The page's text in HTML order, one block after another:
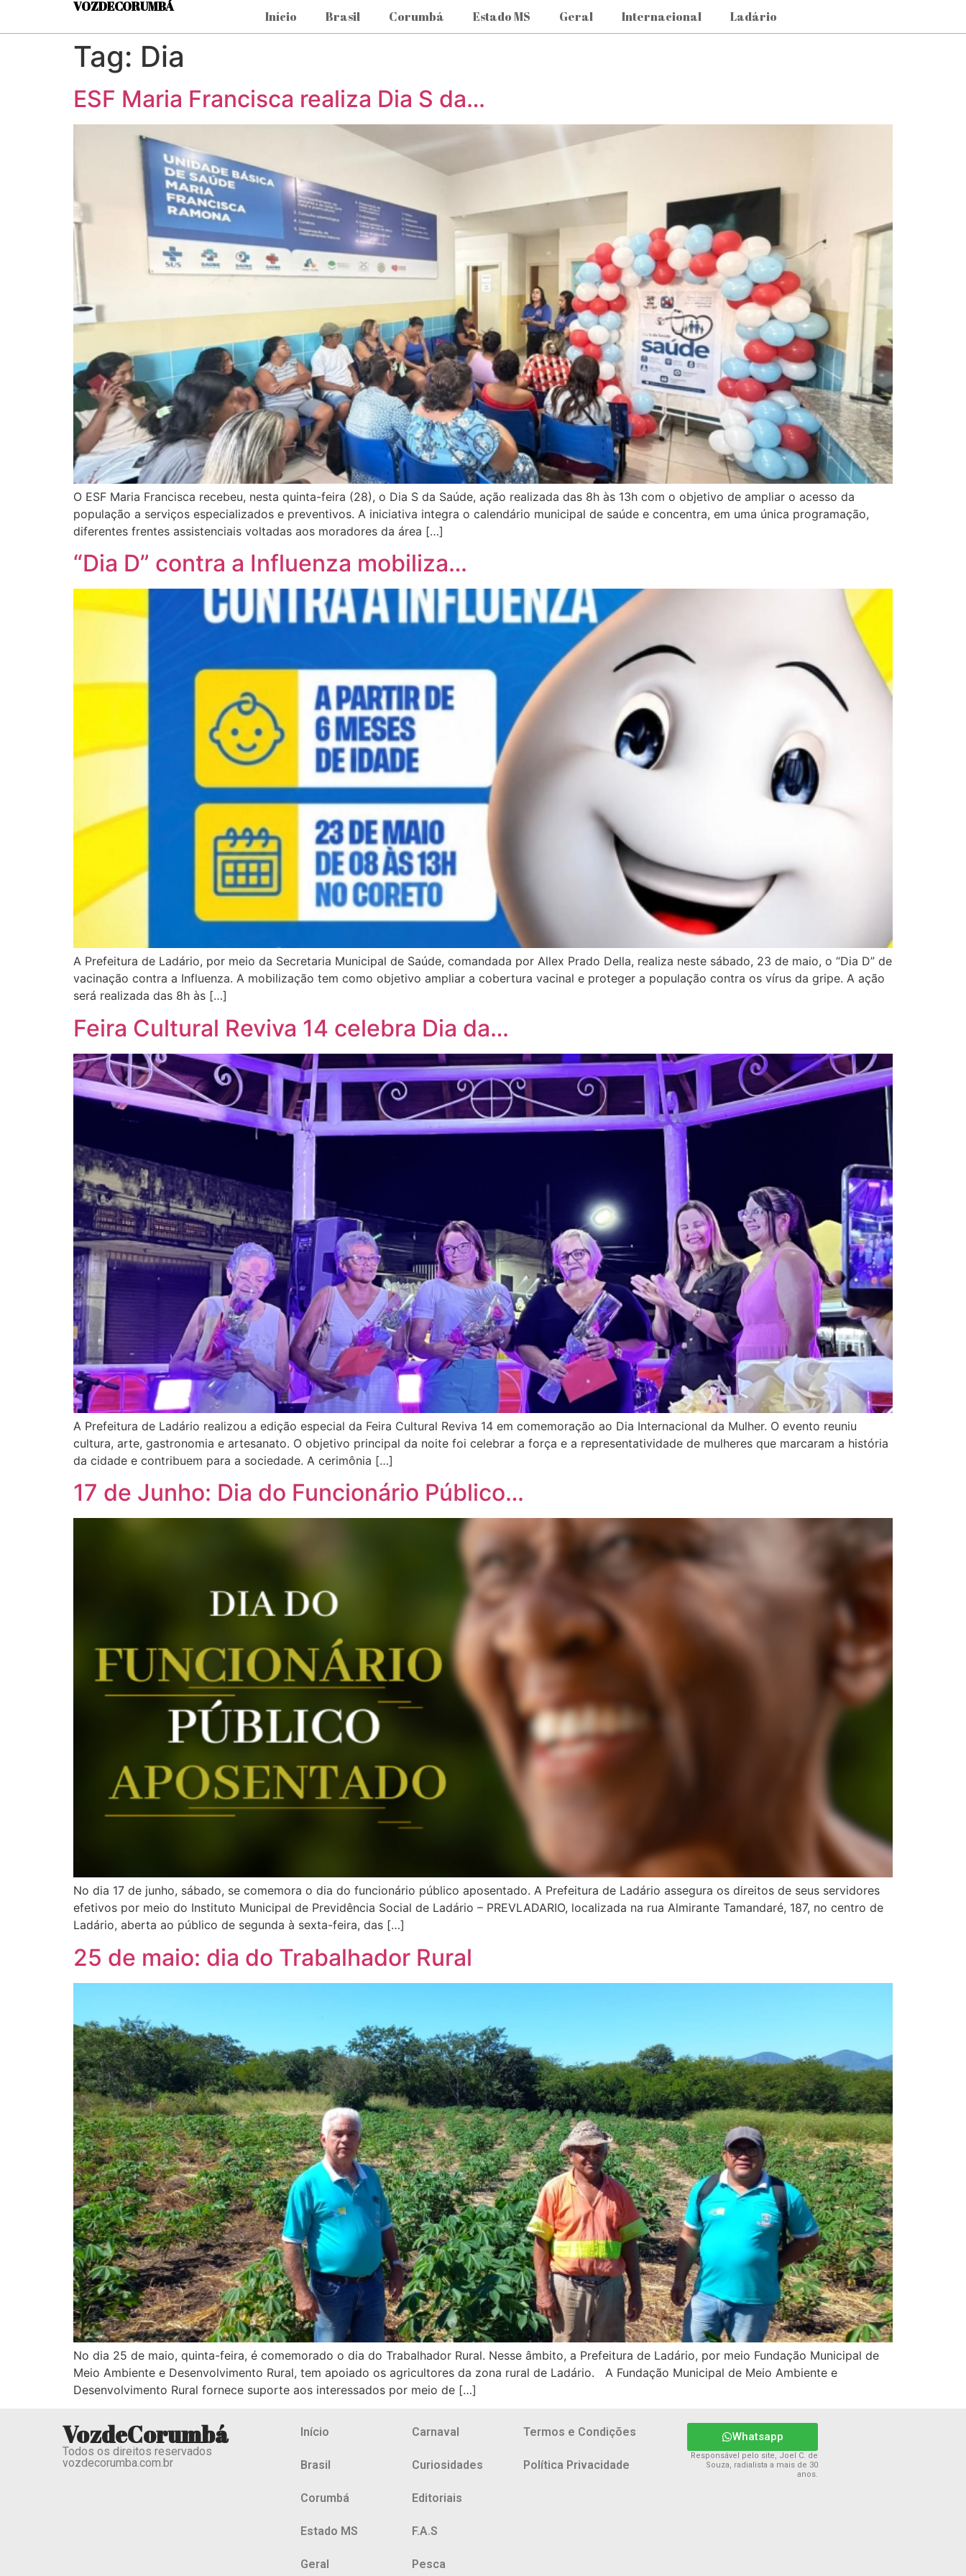
VOZDECORUMBÁ
Início Brasil Corumbá Estado MS Geral Internacional Ladário
Tag: Dia
ESF Maria Francisca realiza Dia S da…
O ESF Maria Francisca recebeu, nesta quinta-feira (28), o Dia S da Saúde, ação realizada das 8h às 13h com o objetivo de ampliar o acesso da
população a serviços especializados e preventivos. A iniciativa integra o calendário municipal de saúde e concentra, em uma única programação,
diferentes frentes assistenciais voltadas aos moradores da área […]
“Dia D” contra a Influenza mobiliza…
A Prefeitura de Ladário, por meio da Secretaria Municipal de Saúde, comandada por Allex Prado Della, realiza neste sábado, 23 de maio, o “Dia D” de
vacinação contra a Influenza. A mobilização tem como objetivo ampliar a cobertura vacinal e proteger a população contra os vírus da gripe. A ação
será realizada das 8h às […]
Feira Cultural Reviva 14 celebra Dia da…
A Prefeitura de Ladário realizou a edição especial da Feira Cultural Reviva 14 em comemoração ao Dia Internacional da Mulher. O evento reuniu
cultura, arte, gastronomia e artesanato. O objetivo principal da noite foi celebrar a força e a representatividade de mulheres que marcaram a história
da cidade e contribuem para a sociedade. A cerimônia […]
17 de Junho: Dia do Funcionário Público…
No dia 17 de junho, sábado, se comemora o dia do funcionário público aposentado. A Prefeitura de Ladário assegura os direitos de seus servidores
efetivos por meio do Instituto Municipal de Previdência Social de Ladário – PREVLADARIO, localizada na rua Almirante Tamandaré, 187, no centro de
Ladário, aberta ao público de segunda à sexta-feira, das […]
25 de maio: dia do Trabalhador Rural
No dia 25 de maio, quinta-feira, é comemorado o dia do Trabalhador Rural. Nesse âmbito, a Prefeitura de Ladário, por meio Fundação Municipal de
Meio Ambiente e Desenvolvimento Rural, tem apoiado os agricultores da zona rural de Ladário. A Fundação Municipal de Meio Ambiente e
Desenvolvimento Rural fornece suporte aos interessados por meio de […]
VozdeCorumbá
Todos os direitos reservados
vozdecorumba.com.br
Início
Brasil
Corumbá
Estado MS
Geral
Carnaval
Curiosidades
Editoriais
F.A.S
Pesca
Termos e Condições
Política Privacidade
Whatsapp
Responsável pelo site, Joel C. de
Souza, radialista a mais de 30
anos.